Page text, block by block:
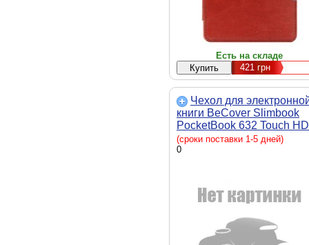
Есть на складе
421грн
Чехол для
книги BeCover Slimbook
PocketBook 632 Touch
Black (703731) черный,
искусственная кожа,
(сроки поставки 1-5 дней)
0